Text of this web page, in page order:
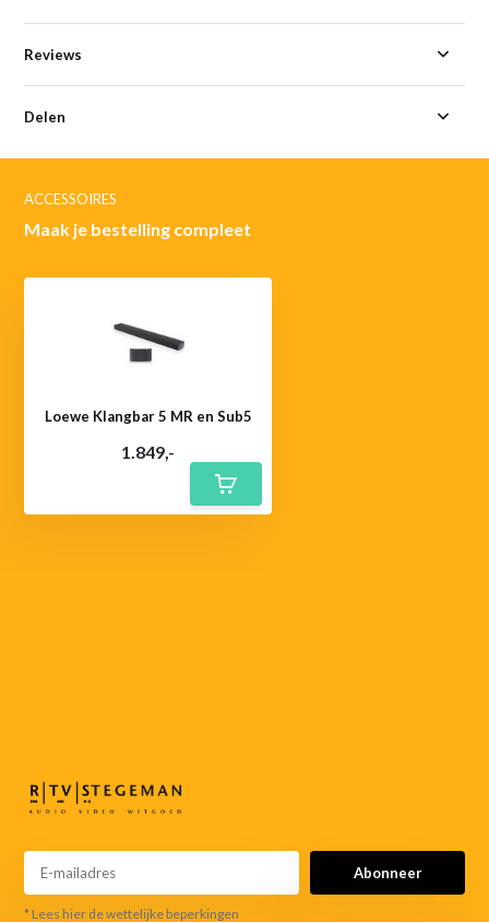
Reviews
Delen
ACCESSOIRES
Maak je bestelling compleet
Loewe Klangbar 5 MR en Sub5
1.849,-
Abonneer
* Lees hier de wettelijke beperkingen